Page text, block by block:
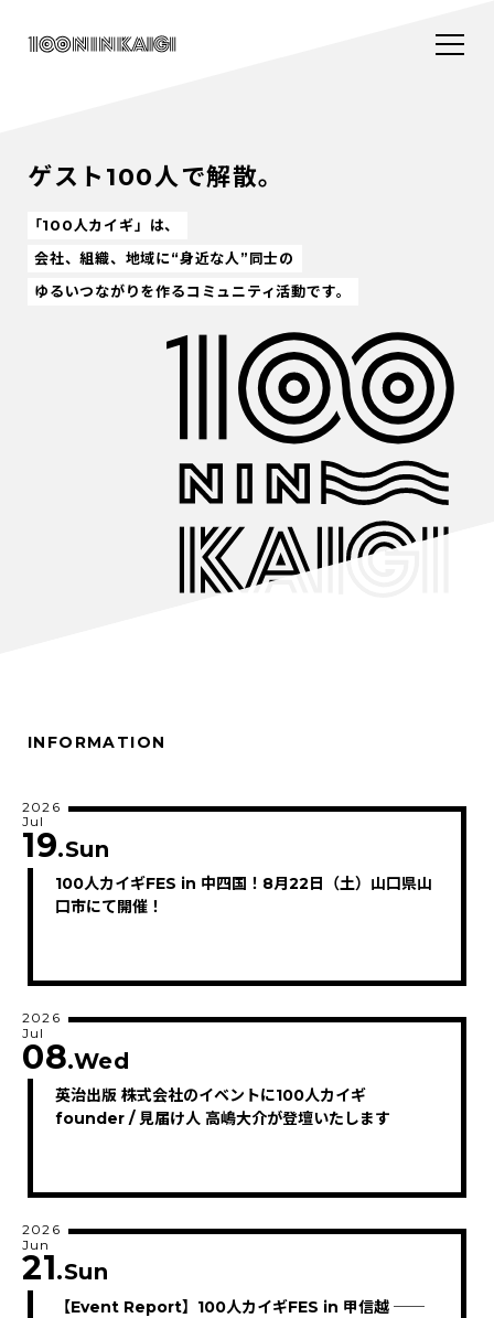
ゲスト100人で解散。
「100人カイギ」は、
会社、組織、地域に“身近な人”同士の
ゆるいつながりを作るコミュニティ活動です。
INFORMATION
100人カイギFES in 中四国！8月22日（土）山口県山
口市にて開催！
2026
Jul
19.Sun
英治出版 株式会社のイベントに100人カイギ
founder / 見届け人 高嶋大介が登壇いたします
2026
Jul
08.Wed
【Event Report】100人カイギFES in 甲信越 ──
2026
Jun
21.Sun